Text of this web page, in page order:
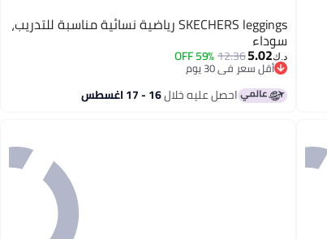
SKECHERS leggings رياضية نسائية مناسبة للتدريب،
سوداء
د.ك‏5.02
12.36
59% OFF
أقل سعر في 30 يوم
أقل سعر في 30 يوم
احصل عليه خلال16 - 17 اغسطس